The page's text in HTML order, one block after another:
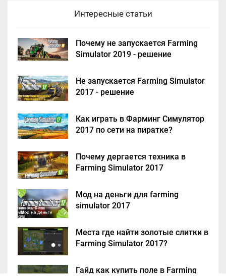
Интересные статьи
Почему не запускается Farming
Simulator 2019 - решение
Не запускается Farming Simulator
2017 - решение
Как играть в Фарминг Симулятор
2017 по сети на пиратке?
Почему дергается техника в
Farming Simulator 2017
Мод на деньги для farming
simulator 2017
Места где найти золотые слитки в
Farming Simulator 2017?
Гайд как купить поле в Farming